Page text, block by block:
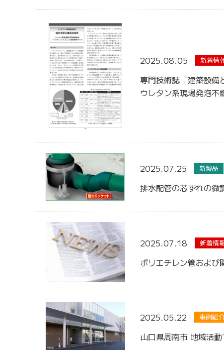
2025.08.05 新着情
専門技術誌『建築設備
ウレタン系現場発泡不
2025.07.25 新製品
排水配管の芯ずれの微
2025.07.18 新着情
ポリエチレン管および
2025.05.22 事例紹
⼭⼝県周南市 地域活